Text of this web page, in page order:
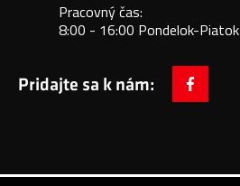
Pracovný čas:
8:00 - 16:00 Pondelok-Piatok
Pridajte sa k nám:
facebook